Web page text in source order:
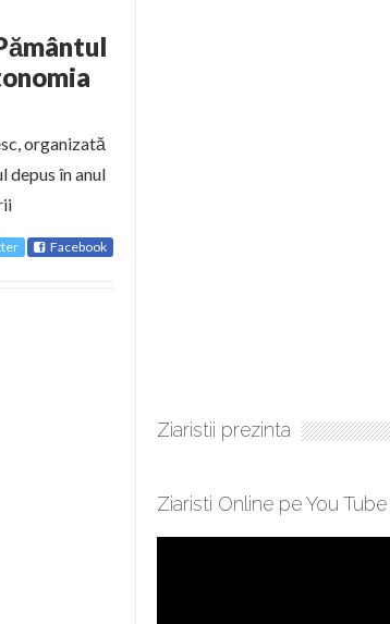
organizată
depus în anul
Facebook
Ziaristii prezinta
Ziaristi Online pe You Tube